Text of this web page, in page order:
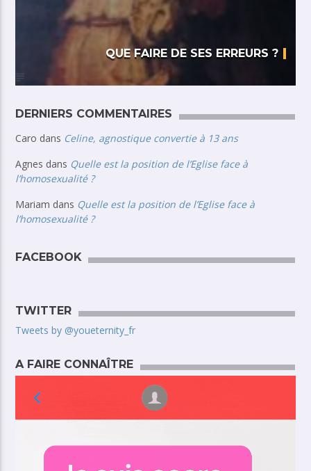
QUE FAIRE DE SES ERREURS ?
DERNIERS COMMENTAIRES
Caro dans Celine, agnostique convertie à 13 ans
Agnes dans Quelle est la position de l’Eglise face à
l’homosexualité ?
Mariam dans Quelle est la position de l’Eglise face à
l’homosexualité ?
FACEBOOK
TWITTER
Tweets by @youeternity_fr
A FAIRE CONNAÎTRE